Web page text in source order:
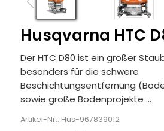
Husqvarna HTC
Der HTC D80 ist ein großer
besonders für die schwere
Beschichtungsentfernung
sowie große Bodenprojekte ...
Artikel-Nr.: Hus-967839012